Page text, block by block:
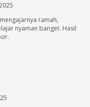
ramah,
nyaman banget. Hasil